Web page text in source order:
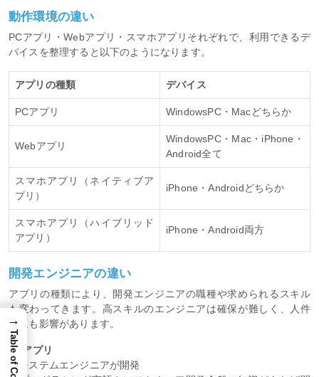
動作環境の違い
PCアプリ・Webアプリ・スマホアプリそれぞれで、利用できるデ
バイスを整理すると以下のようになります。
アプリの種類 デバイス
PCアプリ WindowsPC・Macどちらか
Webアプリ
WindowsPC・Mac・iPhone・
Android全て
スマホアプリ（ネイティブア
プリ）
iPhone・Androidどちらか
スマホアプリ（ハイブリッド
アプリ）
iPhone・Android両方
開発エンジニアの違い
アプリの種類により、開発エンジニアの職種や求められるスキル
も変わってきます。高スキルのエンジニアは確保が難しく、人件
費にも影響があります。
PCアプリ
・システムエンジニアが開発
→